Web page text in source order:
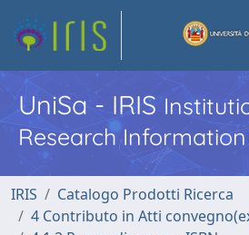
UniSa - IRIS
Research
IRIS
Catalogo Prodotti Ricerca
4 Contributo in Atti